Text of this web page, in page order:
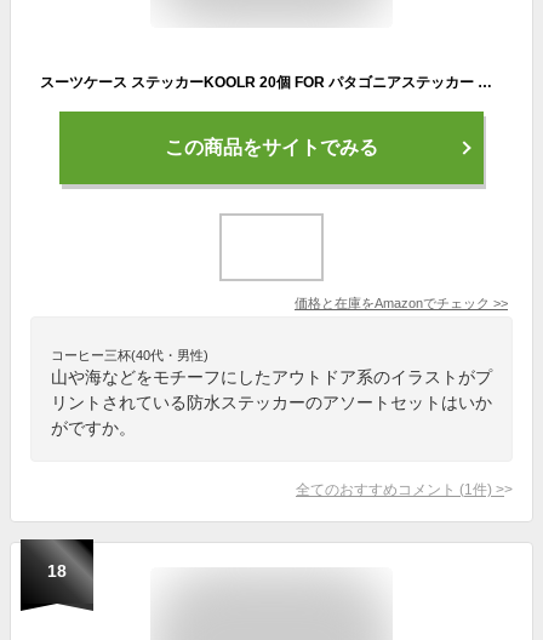
スーツケース ステッカーKOOLR 20個 FOR パタゴニアステッカー 防水ステッカー スーツケースステッカー お気に入りのスーツケース 自転車 ヘルメット パソコン スマホ 手帳 (A-5)
この商品をサイトでみる
価格と在庫をAmazonでチェック >>
コーヒー三杯(40代・男性)
山や海などをモチーフにしたアウトドア系のイラストがプ
リントされている防水ステッカーのアソートセットはいか
がですか。
全てのおすすめコメント (1 件) >
18